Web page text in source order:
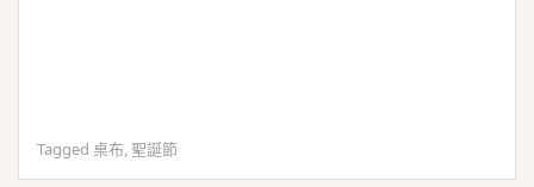
Tagged 桌布,聖誕節